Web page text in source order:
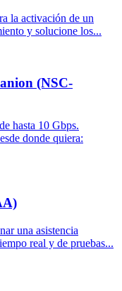
la activación de un
y solucione los...
(NSC-
hasta 10 Gbps.
donde quiera:
una asistencia
real y de pruebas...